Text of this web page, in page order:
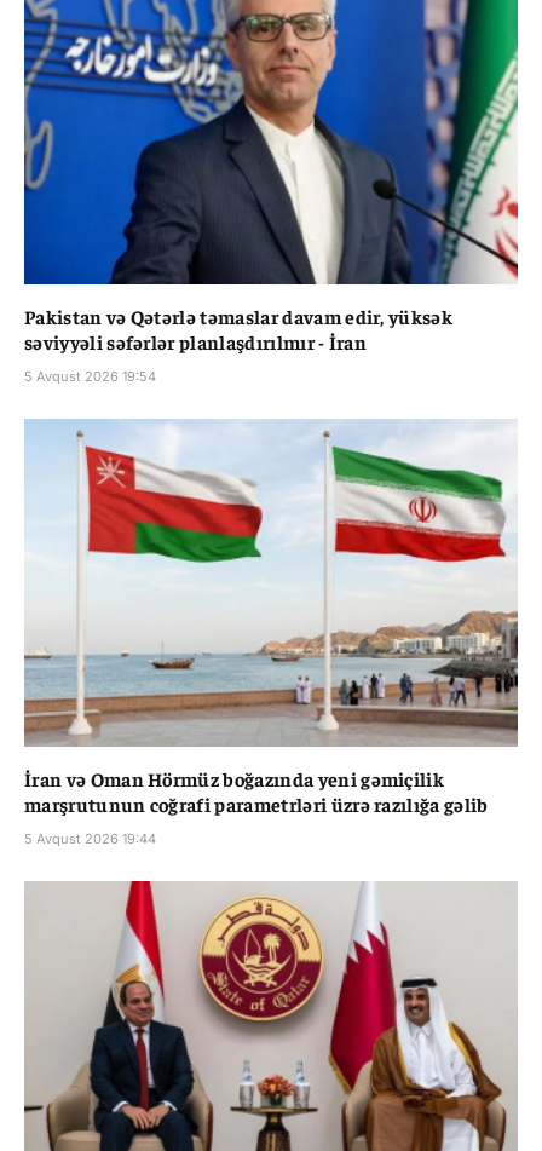
Pakistan və Qətərlə təmaslar davam edir, yüksək
səviyyəli səfərlər planlaşdırılmır - İran
5 Avqust 2026 19:54
İran və Oman Hörmüz boğazında yeni gəmiçilik
marşrutunun coğrafi parametrləri üzrə razılığa gəlib
5 Avqust 2026 19:44